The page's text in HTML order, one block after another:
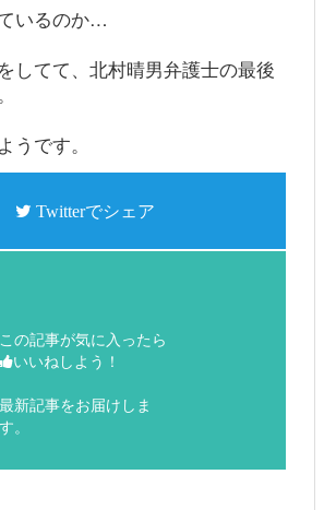
いるのか…
してて、北村晴男弁護士の最後
です。
Twitterでシェア
この記事が気に入ったら
いいねしよう！
最新記事をお届けしま
す。